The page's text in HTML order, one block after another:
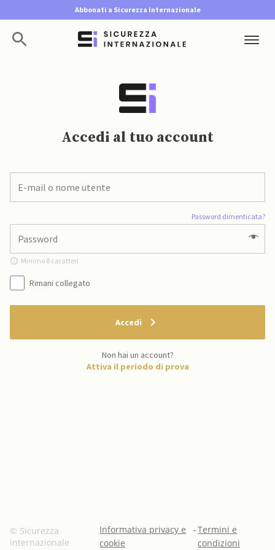
Abbonati a Sicurezza Internazionale
Accedi al tuo account
Password dimenticata?
Minimo 8 caratteri
Rimani collegato
Accedi
Non hai un account?
Attiva il periodo di prova
© Sicurezza
internazionale
Informativa privacy e
cookie
-Termini e
condizioni